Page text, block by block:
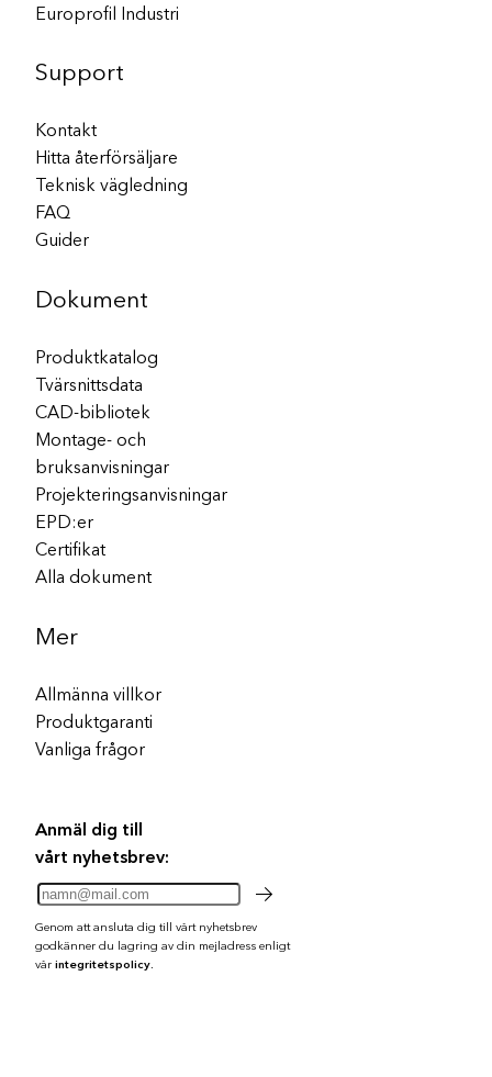
Europrofil Industri
Support
Kontakt
Hitta återförsäljare
Teknisk vägledning
FAQ
Guider
Dokument
Produktkatalog
Tvärsnittsdata
CAD-bibliotek
Montage- och
bruksanvisningar
Projekteringsanvisningar
EPD:er
Certifikat
Alla dokument
Mer
Allmänna villkor
Produktgaranti
Vanliga frågor
Anmäl dig till
vårt nyhetsbrev:
Genom att ansluta dig till vårt nyhetsbrev
godkänner du lagring av din mejladress enligt
vår integritetspolicy.